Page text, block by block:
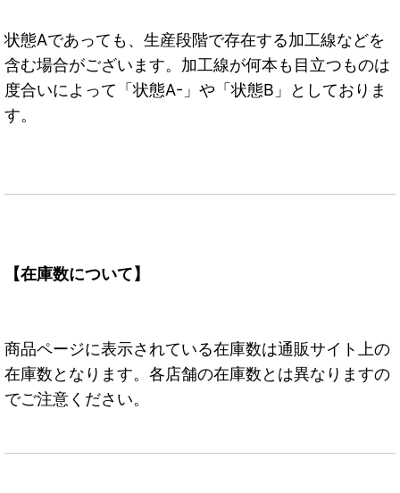
状態Aであっても、生産段階で存在する加工線などを
含む場合がございます。加工線が何本も目立つものは
度合いによって「状態A-」や「状態B」としておりま
す。
【在庫数について】
商品ページに表示されている在庫数は通販サイト上の
在庫数となります。各店舗の在庫数とは異なりますの
でご注意ください。